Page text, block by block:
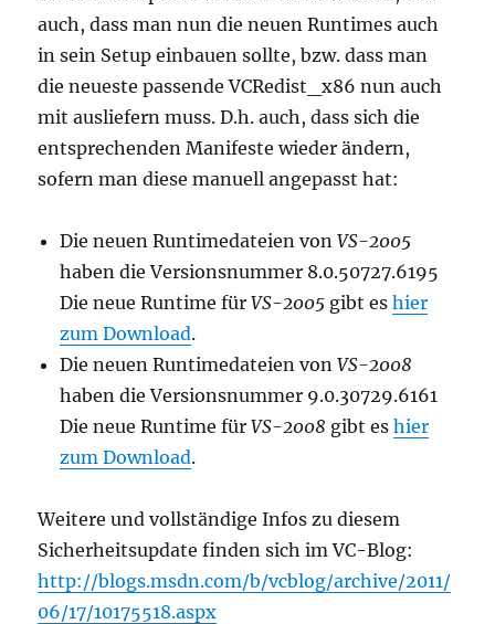
auch, dass man nun die neuen Runtimes auch
in sein Setup einbauen sollte, bzw. dass man
die neueste passende VCRedist_x86 nun auch
mit ausliefern muss. D.h. auch, dass sich die
entsprechenden Manifeste wieder ändern,
sofern man diese manuell angepasst hat:
Die neuen Runtimedateien vonVS-2005
haben die Versionsnummer 8.0.50727.6195
Die neue Runtime fürVS-2005 gibt eshier
zum Download.
Die neuen Runtimedateien vonVS-2008
haben die Versionsnummer 9.0.30729.6161
Die neue Runtime fürVS-2008 gibt eshier
zum Download.
Weitere und vollständige Infos zu diesem
Sicherheitsupdate finden sich im VC-Blog:
http://blogs.msdn.com/b/vcblog/archive/2011/
06/17/10175518.aspx